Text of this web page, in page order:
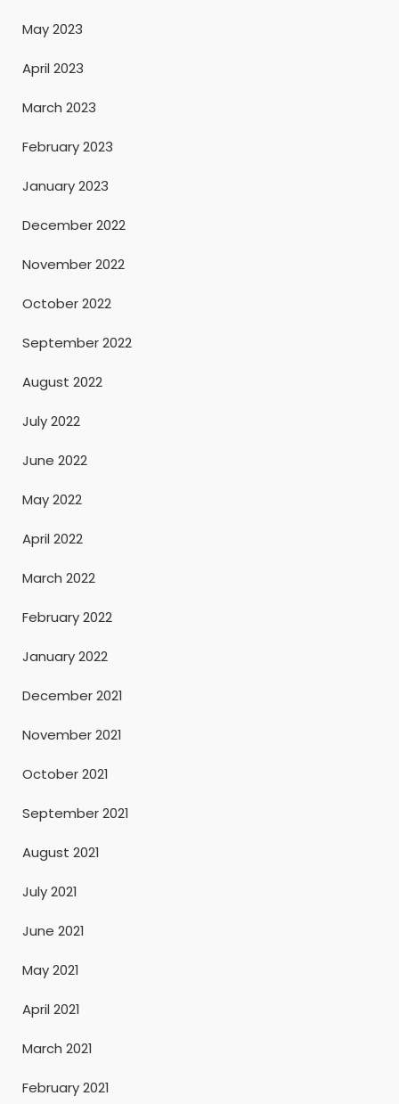
May 2023
April 2023
March 2023
February 2023
January 2023
December 2022
November 2022
October 2022
September 2022
August 2022
July 2022
June 2022
May 2022
April 2022
March 2022
February 2022
January 2022
December 2021
November 2021
October 2021
September 2021
August 2021
July 2021
June 2021
May 2021
April 2021
March 2021
February 2021